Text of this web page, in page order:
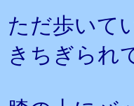
ただ歩いて
きちぎられ